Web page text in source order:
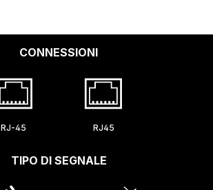
CONNESSIONI
RJ-45 RJ45
TIPO DI SEGNALE